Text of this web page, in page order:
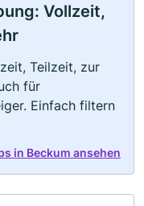
Vollzeit,
Teilzeit, zur
für
Einfach filtern
in Beckum ansehen